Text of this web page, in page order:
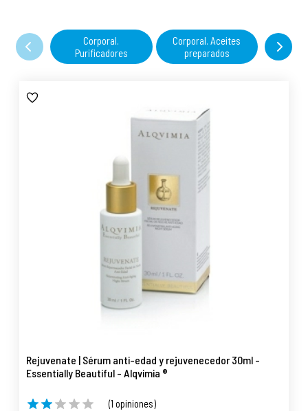
Corporal.
Purificadores
Corporal. Aceites
preparados
Rejuvenate | Sérum anti-edad y rejuvenecedor 30ml -
Essentially Beautiful - Alqvimia ®
(1 opiniones)